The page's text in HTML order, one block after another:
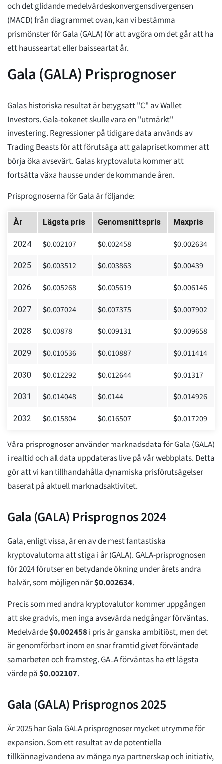
och det glidande medelvärdeskonvergensdivergensen
(MACD) från diagrammet ovan, kan vi bestämma
prismönster för Gala (GALA) för att avgöra om det går att ha
ett hausseartat eller baisseartat år.
Gala (GALA) Prisprognoser
Galas historiska resultat är betygsatt "C" av Wallet
Investors. Gala-tokenet skulle vara en "utmärkt"
investering. Regressioner på tidigare data används av
Trading Beasts för att förutsäga att galapriset kommer att
börja öka avsevärt. Galas kryptovaluta kommer att
fortsätta växa hausse under de kommande åren.
Prisprognoserna för Gala är följande:
År Lägsta pris Genomsnittspris Maxpris
2024 $0.002107 $0.002458 $0.002634
2025 $0.003512 $0.003863 $0.00439
2026 $0.005268 $0.005619 $0.006146
2027 $0.007024 $0.007375 $0.007902
2028 $0.00878 $0.009131 $0.009658
2029 $0.010536 $0.010887 $0.011414
2030 $0.012292 $0.012644 $0.01317
2031 $0.014048 $0.0144 $0.014926
2032 $0.015804 $0.016507 $0.017209
Våra prisprognoser använder marknadsdata för Gala (GALA)
i realtid och all data uppdateras live på vår webbplats. Detta
gör att vi kan tillhandahålla dynamiska prisförutsägelser
baserat på aktuell marknadsaktivitet.
Gala (GALA) Prisprognos 2024
Gala, enligt vissa, är en av de mest fantastiska
kryptovalutorna att stiga i år (GALA). GALA-prisprognosen
för 2024 förutser en betydande ökning under årets andra
halvår, som möjligen når$0.002634.
Precis som med andra kryptovalutor kommer uppgången
att ske gradvis, men inga avsevärda nedgångar förväntas.
Medelvärde$0.002458i pris är ganska ambitiöst, men det
är genomförbart inom en snar framtid givet förväntade
samarbeten och framsteg. GALA förväntas ha ett lägsta
värde på$0.002107.
Gala (GALA) Prisprognos 2025
År 2025 har Gala GALA prisprognoser mycket utrymme för
expansion. Som ett resultat av de potentiella
tillkännagivandena av många nya partnerskap och initiativ,